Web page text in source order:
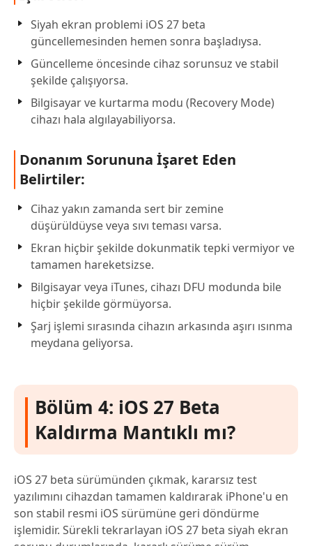
Siyah ekran problemi iOS 27 beta
güncellemesinden hemen sonra başladıysa.
Güncelleme öncesinde cihaz sorunsuz ve stabil
şekilde çalışıyorsa.
Bilgisayar ve kurtarma modu (Recovery Mode)
cihazı hala algılayabiliyorsa.
Donanım Sorununa İşaret Eden
Belirtiler:
Cihaz yakın zamanda sert bir zemine
düşürüldüyse veya sıvı teması varsa.
Ekran hiçbir şekilde dokunmatik tepki vermiyor ve
tamamen hareketsizse.
Bilgisayar veya iTunes, cihazı DFU modunda bile
hiçbir şekilde görmüyorsa.
Şarj işlemi sırasında cihazın arkasında aşırı ısınma
meydana geliyorsa.
Bölüm 4: iOS 27 Beta
Kaldırma Mantıklı mı?
iOS 27 beta sürümünden çıkmak, kararsız test
yazılımını cihazdan tamamen kaldırarak iPhone'u en
son stabil resmi iOS sürümüne geri döndürme
işlemidir. Sürekli tekrarlayan iOS 27 beta siyah ekran